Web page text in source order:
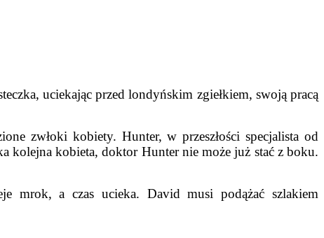
uciekając przed londyńskim zgiełkiem, swoją pracą
zwłoki kobiety. Hunter, w przeszłości specjalista od
kolejna kobieta, doktor Hunter nie może już stać z boku.
mrok, a czas ucieka. David musi podążać szlakiem